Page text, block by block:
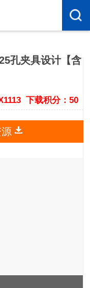
孔夹具设计【含
下载积分：50